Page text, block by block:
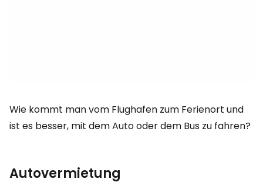
Wie kommt man vom Flughafen zum Ferienort und
ist es besser, mit dem Auto oder dem Bus zu fahren?
Autovermietung